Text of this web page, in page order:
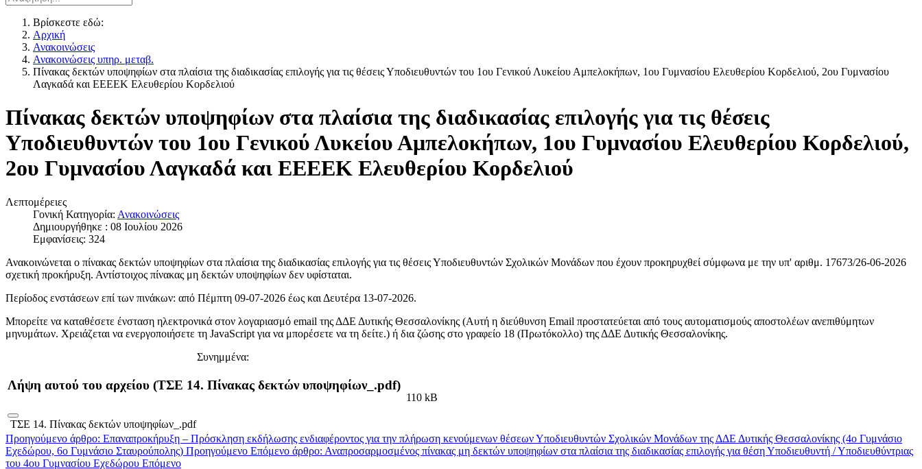
Βρίσκεστε εδώ:
Αρχική
Ανακοινώσεις
Ανακοινώσεις υπηρ. μεταβ.
Πίνακας δεκτών υποψηφίων στα πλαίσια της διαδικασίας επιλογής για τις θέσεις Υποδιευθυντών του 1ου Γενικού Λυκείου Αμπελοκήπων, 1ου Γυμνασίου Ελευθερίου Κορδελιού, 2ου Γυμνασίου
Λαγκαδά και ΕΕΕΕΚ Ελευθερίου Κορδελιού
Πίνακας δεκτών υποψηφίων στα πλαίσια της διαδικασίας επιλογής για τις θέσεις
Υποδιευθυντών του 1ου Γενικού Λυκείου Αμπελοκήπων, 1ου Γυμνασίου Ελευθερίου Κορδελιού,
2ου Γυμνασίου Λαγκαδά και ΕΕΕΕΚ Ελευθερίου Κορδελιού
Λεπτομέρειες
Γονική Κατηγορία: Ανακοινώσεις
Δημιουργήθηκε : 08 Ιουλίου 2026
Εμφανίσεις: 324
Ανακοινώνεται ο πίνακας δεκτών υποψηφίων στα πλαίσια της διαδικασίας επιλογής για τις θέσεις Υποδιευθυντών Σχολικών Μονάδων που έχουν προκηρυχθεί σύμφωνα με την υπ' αριθμ. 17673/26-06-2026
σχετική προκήρυξη. Αντίστοιχος πίνακας μη δεκτών υποψηφίων δεν υφίσταται.
Περίοδος ενστάσεων επί των πινάκων: από Πέμπτη 09-07-2026 έως και Δευτέρα 13-07-2026.
Μπορείτε να καταθέσετε ένσταση ηλεκτρονικά στον λογαριασμό email της ΔΔΕ Δυτικής Θεσσαλονίκης (Αυτή η διεύθυνση Email προστατεύεται από τους αυτοματισμούς αποστολέων ανεπιθύμητων
μηνυμάτων. Χρειάζεται να ενεργοποιήσετε τη JavaScript για να μπορέσετε να τη δείτε.) ή δια ζώσης στο γραφείο 18 (Πρωτόκολλο) της ΔΔΕ Δυτικής Θεσσαλονίκης.
Συνημμένα:
Λήψη αυτού του αρχείου (ΤΣΕ 14. Πίνακας δεκτών υποψηφίων_.pdf)
ΤΣΕ 14. Πίνακας δεκτών υποψηφίων_.pdf
110 kB
Προηγούμενο άρθρο: Επαναπροκήρυξη – Πρόσκληση εκδήλωσης ενδιαφέροντος για την πλήρωση κενούμενων θέσεων Υποδιευθυντών Σχολικών Μονάδων της ΔΔΕ Δυτικής Θεσσαλονίκης (4ο Γυμνάσιο
Εχεδώρου, 6ο Γυμνάσιο Σταυρούπολης) Προηγούμενο Επόμενο άρθρο: Αναπροσαρμοσμένος πίνακας μη δεκτών υποψηφίων στα πλαίσια της διαδικασίας επιλογής για θέση Υποδιευθυντή / Υποδιευθύντριας
του 4ου Γυμνασίου Εχεδώρου Επόμενο